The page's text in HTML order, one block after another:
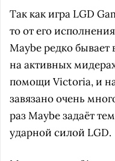
Так как игра LGD
то от его
Maybe редко бывает
на активных
помощи Victoria, и
завязано очень
раз Maybe задаёт
ударной силой LGD.